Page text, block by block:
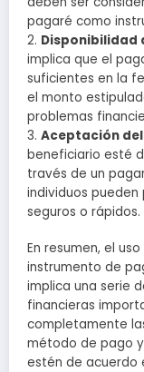
pagaré como
2. Disponibilidad
implica que el
suficientes en la
el monto
problemas
3. Aceptación
beneficiario esté
través de un
individuos
seguros o rápidos.
En resumen, el
instrumento de
implica una serie
financieras
completamente
método de pago
estén de acuerdo